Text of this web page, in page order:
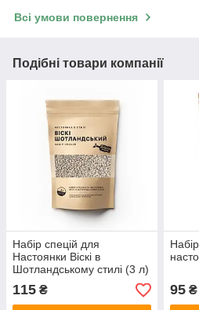
Всі умови повернення
Подібні товари компанії
Набір спецій для
Настоянки Віскі в
Шотландському стилі (3 л)
115 ₴ 95₴